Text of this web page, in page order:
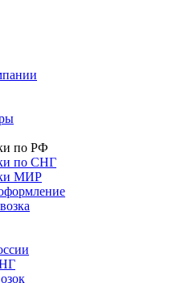
по РФ
по СНГ
МИР